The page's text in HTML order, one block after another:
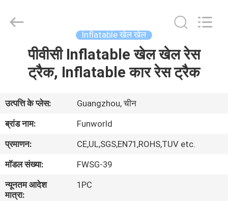
वीडियो
हमारे
बारे
में
Limited.
Inflatable खेल खेल
पीवीसी Inflatable खेल खेल रेस
ट्रैक, Inflatable कार रेस ट्रैक
उत्पत्ति के प्लेस:
Guangzhou, चीन
ब्रांड नाम:
Funworld
प्रमाणन:
CE,UL,SGS,EN71,ROHS,TUV etc.
मॉडल संख्या:
FWSG-39
न्यूनतम आदेश
मात्रा:
1PC